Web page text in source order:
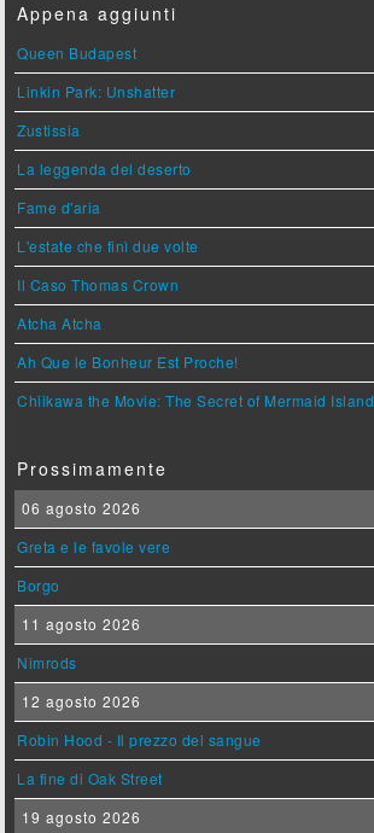
Appena aggiunti
Queen Budapest
Linkin Park: Unshatter
Zustissia
La leggenda del deserto
Fame d'aria
L'estate che finì due volte
Il Caso Thomas Crown
Atcha Atcha
Ah Que le Bonheur Est Proche!
Chiikawa the Movie: The Secret of Mermaid Island
Prossimamente
06 agosto 2026
Greta e le favole vere
Borgo
11 agosto 2026
Nimrods
12 agosto 2026
Robin Hood - Il prezzo del sangue
La fine di Oak Street
19 agosto 2026